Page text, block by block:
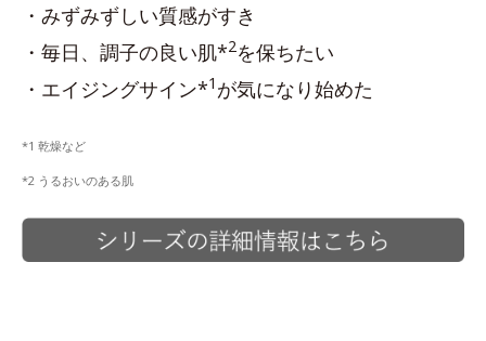
・みずみずしい質感がすき
・毎日、調子の良い肌*2を保ちたい
・エイジングサイン*1 が気になり始めた
*1 乾燥など
*2 うるおいのある肌